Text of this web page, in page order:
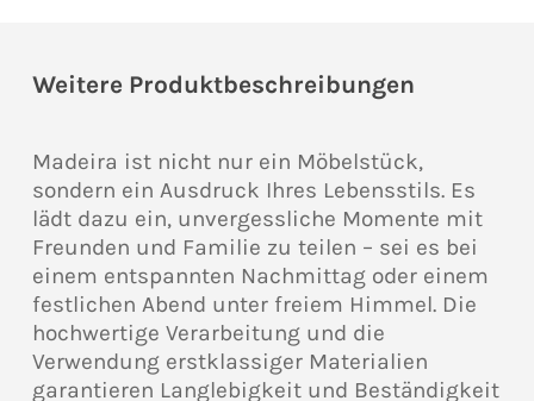
Weitere Produktbeschreibungen
Madeira ist nicht nur ein Möbelstück,
sondern ein Ausdruck Ihres Lebensstils. Es
lädt dazu ein, unvergessliche Momente mit
Freunden und Familie zu teilen – sei es bei
einem entspannten Nachmittag oder einem
festlichen Abend unter freiem Himmel. Die
hochwertige Verarbeitung und die
Verwendung erstklassiger Materialien
garantieren Langlebigkeit und Beständigkeit